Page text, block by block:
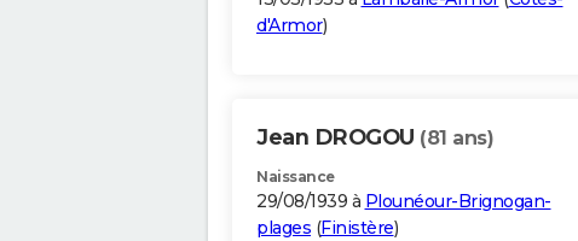
d'Armor)
Jean DROGOU (81 ans)
Naissance
29/08/1939 à Plounéour-Brignogan-
plages (Finistère)